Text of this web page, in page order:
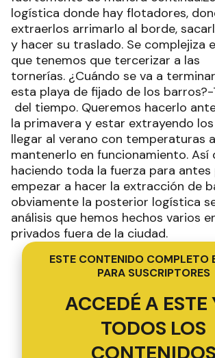
logística donde hay flotadores,
extraerlos arrimarlo al borde,
y hacer su traslado. Se complejiza
que tenemos que tercerizar a las
tornerías. ¿Cuándo se va a
esta playa de fijado de los
del tiempo. Queremos hacerlo
la primavera y estar extrayendo
llegar al verano con temperaturas
mantenerlo en funcionamiento. Así
haciendo toda la fuerza para antes
empezar a hacer la extracción de
obviamente la posterior logística
análisis que hemos hechos varios
privados fuera de la ciudad.
ESTE CONTENIDO COMPLETO
PARA SUSCRIPTORES
ACCEDÉ A ESTE
TODOS LOS
CONTENIDOS